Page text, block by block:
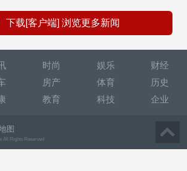
下载[客户端] 浏览更多新闻
时尚 娱乐
财经
房产 体育
历史
教育 科技 企业
图
All Rights Reserved